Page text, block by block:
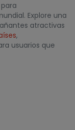
Explore una
atractivas
,
usuarios que